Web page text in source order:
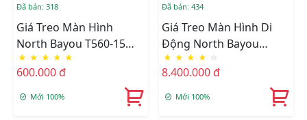
Đã bán: 318
Giá Treo Màn Hình
North Bayou T560-15
(32" - 65") Gắn Trần
★ ★ ★ ★ ★
600.000 đ
Mới 100%
Đã bán: 434
Giá Treo Màn Hình Di
Động North Bayou
CF100 (60" - 100")
★ ★ ★ ★ ☆
8.400.000 đ
Mới 100%